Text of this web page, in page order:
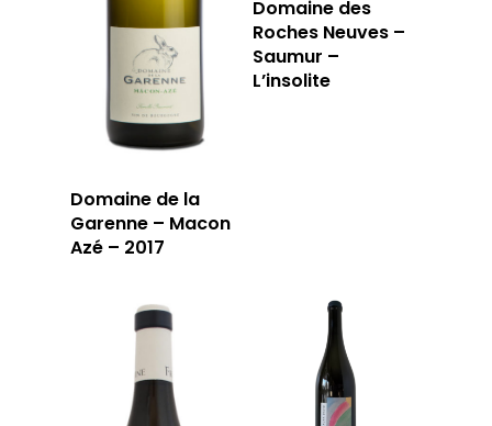
Domaine de la
Garenne – Macon
Azé – 2017
Domaine des
Roches Neuves –
Saumur –
L’insolite
LA CAVE
LA CAVE
LA TABLE
RÉSERVER
59 rue Grignan